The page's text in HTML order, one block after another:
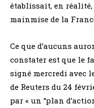
établissait, en
mainmise de la
Ce que d’aucuns
constater est que le
signé mercredi avec
de Reuters du 24
par « un “plan